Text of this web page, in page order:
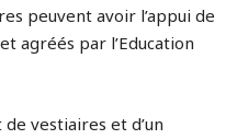
peuvent avoir l’appui de
agréés par l’Education
vestiaires et d’un